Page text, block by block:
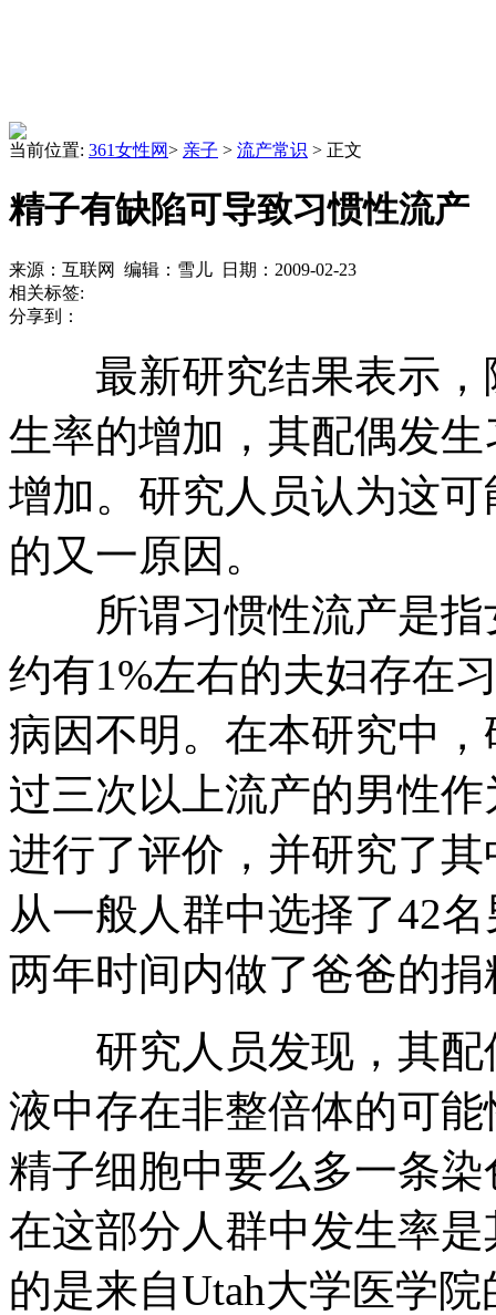
当前位置: 361女性网> 亲子 > 流产常识 > 正文
精子有缺陷可导致习惯性流产
来源：互联网 编辑：雪儿 日期：2009-02-23
相关标签:
分享到：
最新研究结果表示，
生率的增加，其配偶发
增加。研究人员认为这
的又一原因。
所谓习惯性流产是指
约有1%左右的夫妇存在
病因不明。在本研究中
过三次以上流产的男性
进行了评价，并研究了
从一般人群中选择了42
两年时间内做了爸爸的捐
研究人员发现，其配
液中存在非整倍体的可
精子细胞中要么多一条
在这部分人群中发生率
的是来自Utah大学医学院